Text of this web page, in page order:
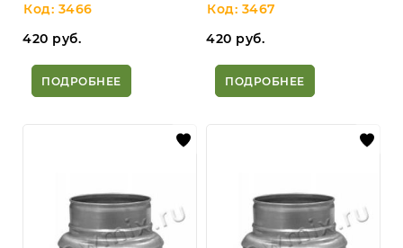
Код: 3466
420 руб.
ПОДРОБНЕЕ
Код: 3467
420 руб.
ПОДРОБНЕЕ